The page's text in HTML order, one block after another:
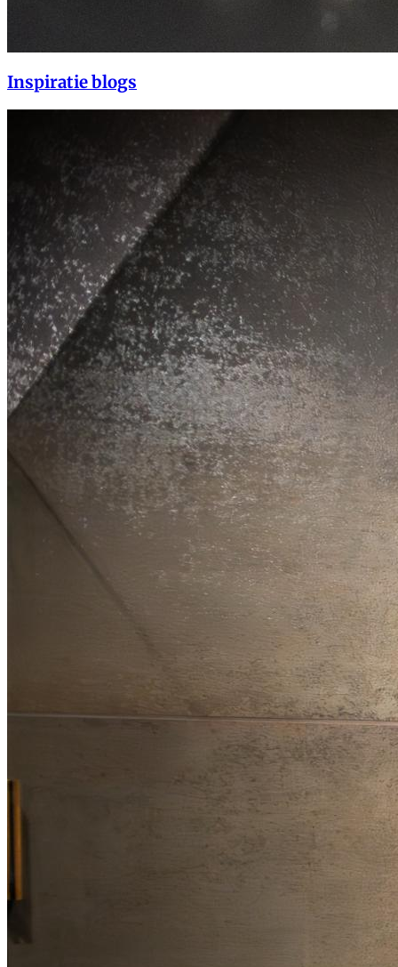
Inspiratie blogs